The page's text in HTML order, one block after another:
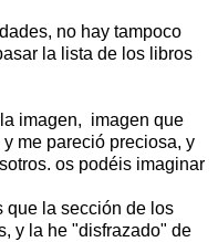
no hay tampoco
la lista de los libros
imagen, imagen que
me pareció preciosa, y
os podéis imaginar
que la sección de los
y la he "disfrazado" de